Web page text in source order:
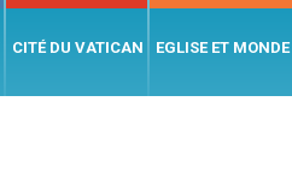
CITÉ DU VATICAN EGLISE ET MONDE